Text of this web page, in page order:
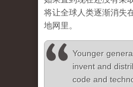
将让全球人类逐渐消失
地网里。
Younger
invent and
code and